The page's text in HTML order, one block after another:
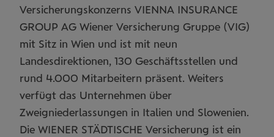
Versicherungskonzerns VIENNA INSURANCE
GROUP AG Wiener Versicherung Gruppe (VIG)
mit Sitz in Wien und ist mit neun
Landesdirektionen, 130 Geschäftsstellen und
rund 4.000 Mitarbeitern präsent. Weiters
verfügt das Unternehmen über
Zweigniederlassungen in Italien und Slowenien.
Die WIENER STÄDTISCHE Versicherung ist ein